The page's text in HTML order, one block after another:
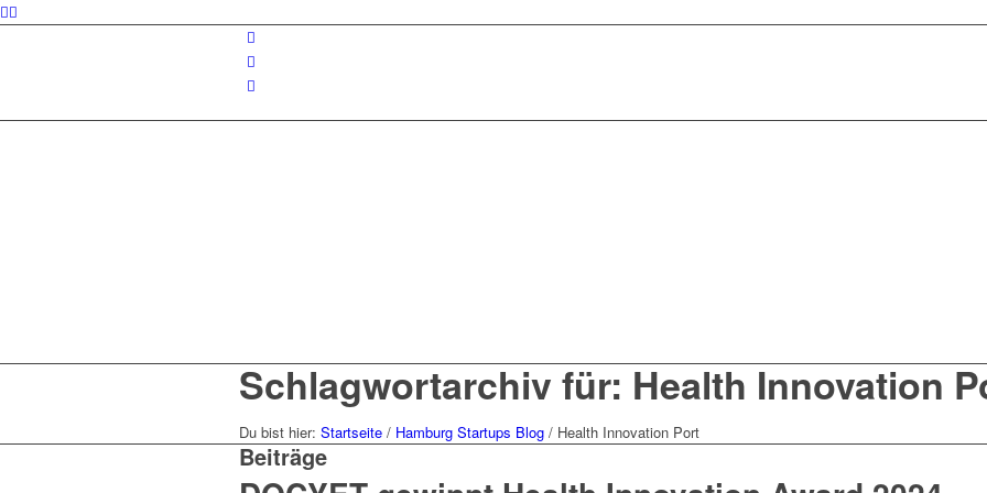
Schlagwortarchiv für: Health Innovation
Du bist hier: Startseite / Hamburg Startups Blog / Health Innovation Port
Beiträge